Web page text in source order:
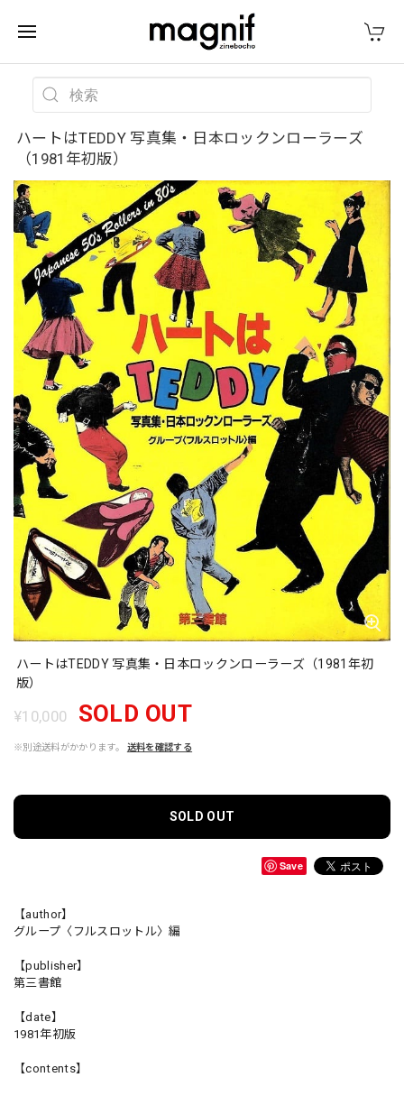
ハートはTEDDY 写真集・日本ロックンローラーズ
（1981年初版）
ハートはTEDDY 写真集・日本ロックンローラーズ（1981年初
版）
¥10,000 SOLD OUT
※別途送料がかかります。 送料を確認する
SOLD OUT
Save
【author】
グループ〈フルスロットル〉編
【publisher】
第三書館
【date】
1981年初版
【contents】